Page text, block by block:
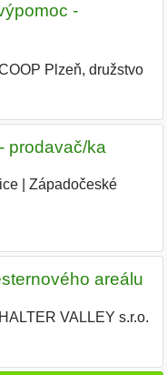
-
Plzeň, družstvo|
prodavač/ka
|
Západočeské
areálu
HALTER VALLEY s.r.o.